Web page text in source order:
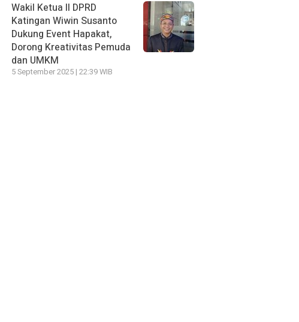
Wakil Ketua II DPRD
Katingan Wiwin Susanto
Dukung Event Hapakat,
Dorong Kreativitas Pemuda
dan UMKM
5 September 2025 | 22:39 WIB